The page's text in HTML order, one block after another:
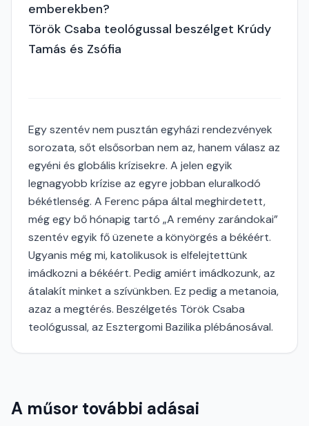
emberekben?
Török Csaba teológussal beszélget Krúdy
Tamás és Zsófia
Egy szentév nem pusztán egyházi rendezvények
sorozata, sőt elsősorban nem az, hanem válasz az
egyéni és globális krízisekre. A jelen egyik
legnagyobb krízise az egyre jobban eluralkodó
békétlenség. A Ferenc pápa által meghirdetett,
még egy bő hónapig tartó „A remény zarándokai”
szentév egyik fő üzenete a könyörgés a békéért.
Ugyanis még mi, katolikusok is elfelejtettünk
imádkozni a békéért. Pedig amiért imádkozunk, az
átalakít minket a szívünkben. Ez pedig a metanoia,
azaz a megtérés. Beszélgetés Török Csaba
teológussal, az Esztergomi Bazilika plébánosával.
A műsor további adásai